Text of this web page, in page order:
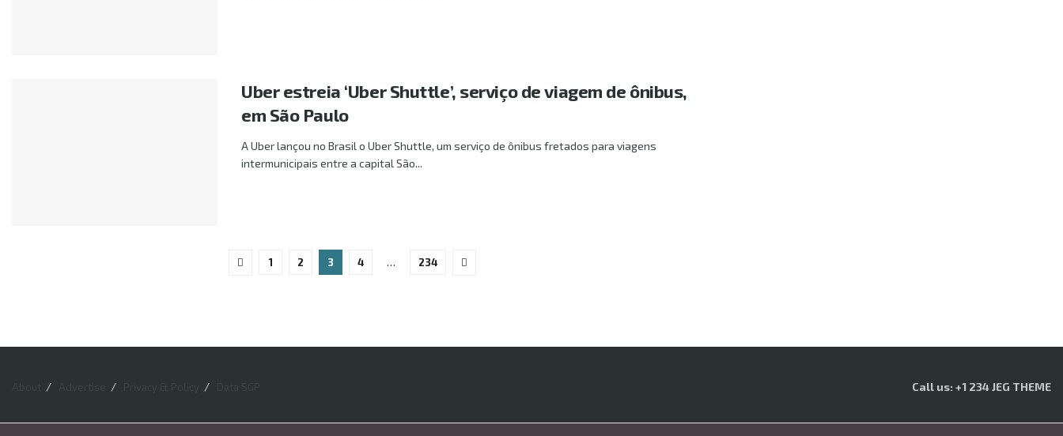
Uber estreia ‘Uber Shuttle’, serviço de viagem de ônibus,
em São Paulo
A Uber lançou no Brasil o Uber Shuttle, um serviço de ônibus fretados para viagens
intermunicipais entre a capital São...
1 2 3 4 … 234
Call us: +1 234 JEG THEME